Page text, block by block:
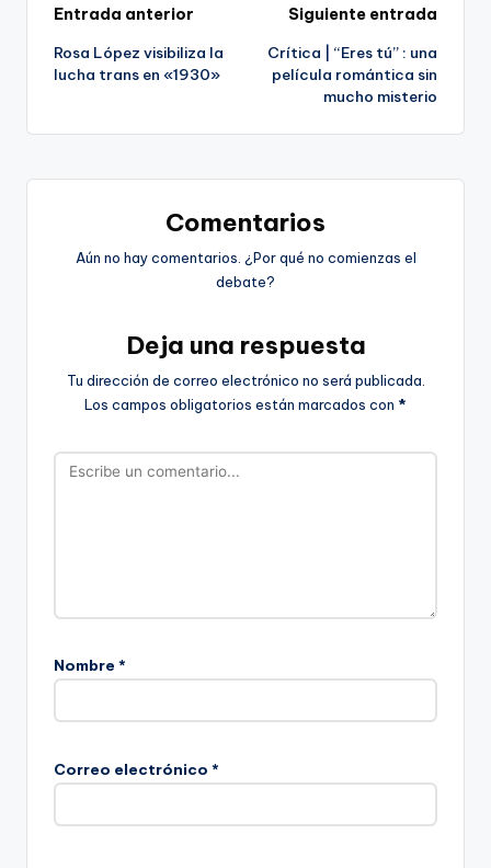
Navegación
de
Entrada anterior
Rosa López visibiliza la
lucha trans en «1930»
Siguiente entrada
Crítica | “Eres tú” : una
película romántica sin
mucho misterio
Comentarios
Aún no hay comentarios. ¿Por qué no comienzas el
debate?
Deja una respuesta
Tu dirección de correo electrónico no será publicada.
Los campos obligatorios están marcados con *
Nombre *
Correo electrónico *